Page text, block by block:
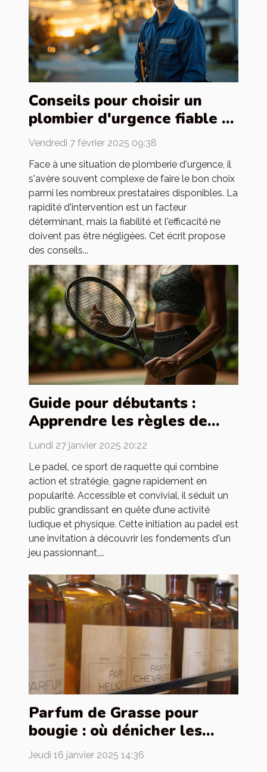
Conseils pour choisir un
plombier d'urgence fiable et
efficace
Vendredi 7 février 2025 09:38
Face à une situation de plomberie d'urgence, il
s'avère souvent complexe de faire le bon choix
parmi les nombreux prestataires disponibles. La
rapidité d'intervention est un facteur
déterminant, mais la fiabilité et l'efficacité ne
doivent pas être négligées. Cet écrit propose
des conseils...
Guide pour débutants :
Apprendre les règles de
base du padel
Lundi 27 janvier 2025 20:22
Le padel, ce sport de raquette qui combine
action et stratégie, gagne rapidement en
popularité. Accessible et convivial, il séduit un
public grandissant en quête d’une activité
ludique et physique. Cette initiation au padel est
une invitation à découvrir les fondements d'un
jeu passionnant,...
Parfum de Grasse pour
bougie : où dénicher les
meilleurs ?
Jeudi 16 janvier 2025 14:36